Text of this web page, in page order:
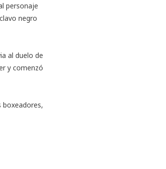
personaje
negro
al duelo de
y comenzó
boxeadores,